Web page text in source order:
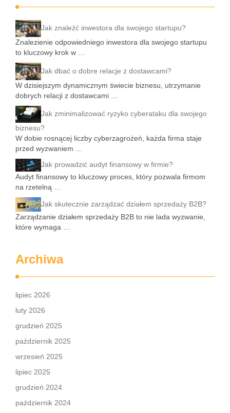
Jak znaleźć inwestora dla swojego startupu?
Znalezienie odpowiedniego inwestora dla swojego startupu
to kluczowy krok w …
Jak dbać o dobre relacje z dostawcami?
W dzisiejszym dynamicznym świecie biznesu, utrzymanie
dobrych relacji z dostawcami …
Jak zminimalizować ryzyko cyberataku dla swojego
biznesu?
W dobie rosnącej liczby cyberzagrożeń, każda firma staje
przed wyzwaniem …
Jak prowadzić audyt finansowy w firmie?
Audyt finansowy to kluczowy proces, który pozwala firmom
na rzetelną …
Jak skutecznie zarządzać działem sprzedaży B2B?
Zarządzanie działem sprzedaży B2B to nie lada wyzwanie,
które wymaga …
Archiwa
lipiec 2026
luty 2026
grudzień 2025
październik 2025
wrzesień 2025
lipiec 2025
grudzień 2024
październik 2024